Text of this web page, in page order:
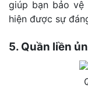
giúp bạn bảo vệ
hiện được sự
5. Quần liền